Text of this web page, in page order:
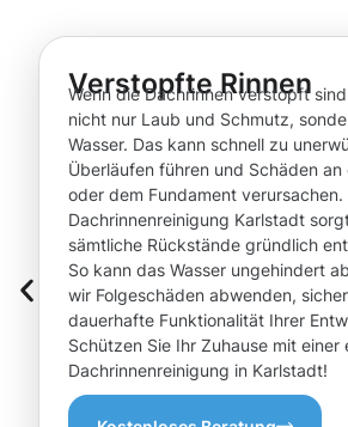
Verstopfte Rinnen
Wenn die Dachrinnen verstopft
nicht nur Laub und Schmutz,
Wasser. Das kann schnell zu
Überläufen führen und Schäden an
oder dem Fundament verursachen.
Dachrinnenreinigung Karlstadt
sämtliche Rückstände gründlich
So kann das Wasser ungehindert
wir Folgeschäden abwenden,
dauerhafte Funktionalität Ihrer
Schützen Sie Ihr Zuhause mit
Dachrinnenreinigung in Karlstadt!